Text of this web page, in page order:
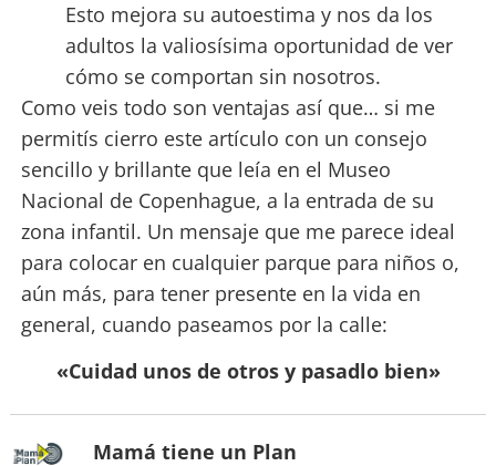
Esto mejora su autoestima y nos da los
adultos la valiosísima oportunidad de ver
cómo se comportan sin nosotros.
Como veis todo son ventajas así que… si me
permitís cierro este artículo con un consejo
sencillo y brillante que leía en el Museo
Nacional de Copenhague, a la entrada de su
zona infantil. Un mensaje que me parece ideal
para colocar en cualquier parque para niños o,
aún más, para tener presente en la vida en
general, cuando paseamos por la calle:
«Cuidad unos de otros y pasadlo bien»
Mamá tiene un Plan